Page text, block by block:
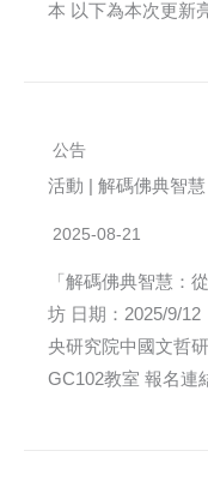
本 以下為本次更新
公告
活動 | 解碼佛典智
2025-08-21
「解碼佛典智慧：
坊 日期：2025/9/12
央研究院中國文哲
GC102教室 報名連